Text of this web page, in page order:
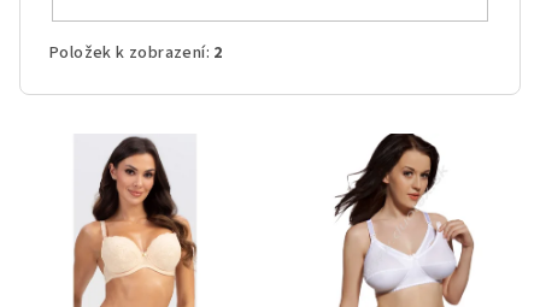
Položek k zobrazení: 2